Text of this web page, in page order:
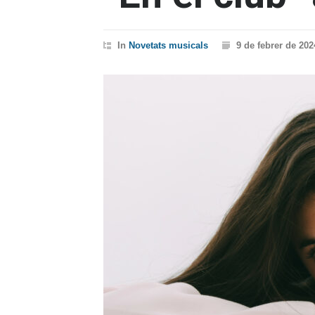
In Novetats musicals 9 de febrer de